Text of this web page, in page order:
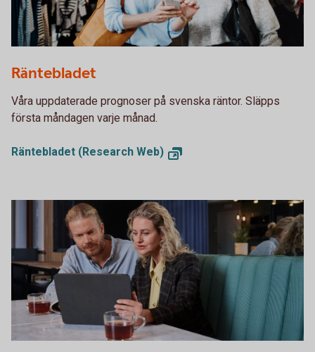
Räntebladet
Våra uppdaterade prognoser på svenska räntor. Släpps
första måndagen varje månad.
Räntebladet (Research Web)